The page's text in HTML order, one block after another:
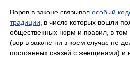
Воров в законе связывал особый
традиции , в число которых вошли
общественных норм и правил, в том
(вор в законе ни в коем случае не
постоянных связей с женщинами) и